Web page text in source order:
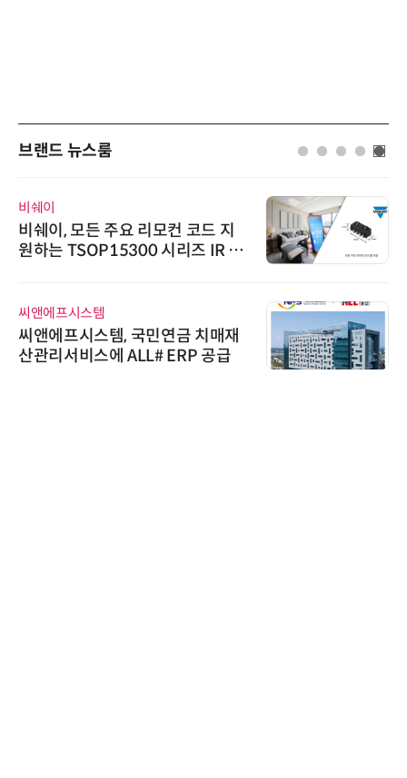
브랜드 뉴스룸
비쉐이
비쉐이, 모든 주요 리모컨 코드 지
원하는 TSOP15300 시리즈 IR 수
씨앤에프시스템
씨앤에프시스템, 국민연금 치매재
산관리서비스에 ALL# ERP 공급